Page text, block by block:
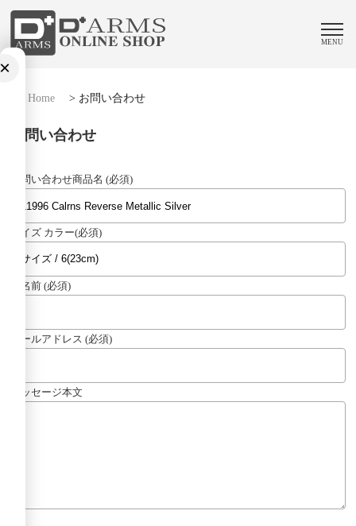
MENU
Home > お問い合わせ
お問い合わせ
お問い合わせ商品名 (必須)
サイズ カラー(必須)
お名前 (必須)
メールアドレス (必須)
メッセージ本文
×